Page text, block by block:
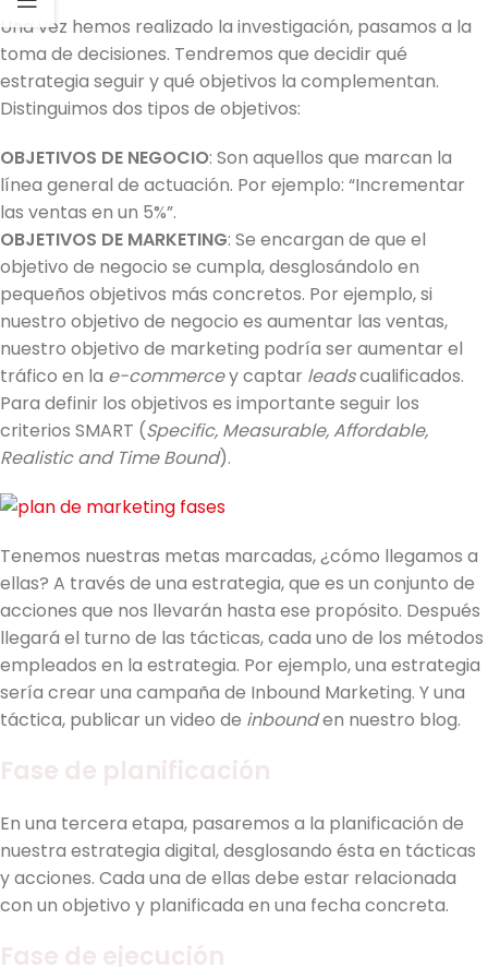
Una vez hemos realizado la investigación, pasamos a la
toma de decisiones. Tendremos que decidir qué
estrategia seguir y qué objetivos la complementan.
Distinguimos dos tipos de objetivos:
OBJETIVOS DE NEGOCIO: Son aquellos que marcan la
línea general de actuación. Por ejemplo: “Incrementar
las ventas en un 5%”.
OBJETIVOS DE MARKETING: Se encargan de que el
objetivo de negocio se cumpla, desglosándolo en
pequeños objetivos más concretos. Por ejemplo, si
nuestro objetivo de negocio es aumentar las ventas,
nuestro objetivo de marketing podría ser aumentar el
tráfico en la e-commercey captar leadscualificados.
Para definir los objetivos es importante seguir los
criterios SMART (Specific, Measurable, Affordable,
Realistic and Time Bound).
Tenemos nuestras metas marcadas, ¿cómo llegamos a
ellas? A través de una estrategia, que es un conjunto de
acciones que nos llevarán hasta ese propósito. Después
llegará el turno de las tácticas, cada uno de los métodos
empleados en la estrategia. Por ejemplo, una estrategia
sería crear una campaña de Inbound Marketing. Y una
táctica, publicar un video de inbounden nuestro blog.
En una tercera etapa, pasaremos a la planificación de
nuestra estrategia digital, desglosando ésta en tácticas
y acciones. Cada una de ellas debe estar relacionada
con un objetivo y planificada en una fecha concreta.